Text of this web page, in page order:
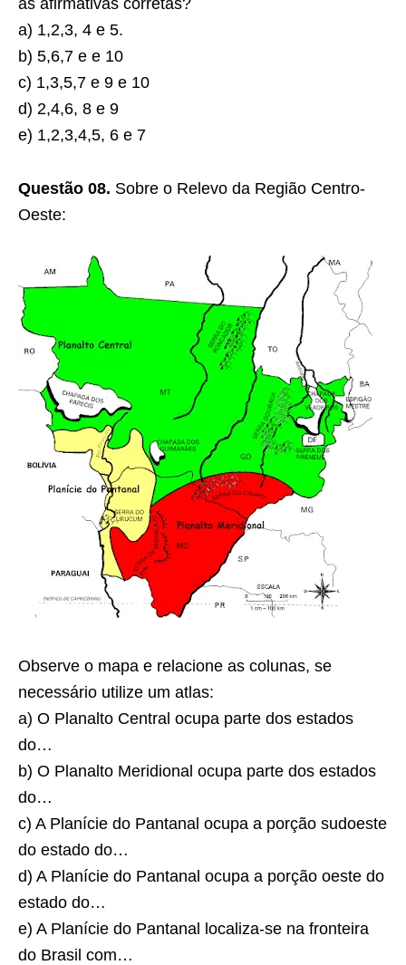
as afirmativas corretas?
a) 1,2,3, 4 e 5.
b) 5,6,7 e e 10
c) 1,3,5,7 e 9 e 10
d) 2,4,6, 8 e 9
e) 1,2,3,4,5, 6 e 7
Questão 08. Sobre o Relevo da Região Centro-
Oeste:
Observe o mapa e relacione as colunas, se
necessário utilize um atlas:
a) O Planalto Central ocupa parte dos estados
do…
b) O Planalto Meridional ocupa parte dos estados
do…
c) A Planície do Pantanal ocupa a porção sudoeste
do estado do…
d) A Planície do Pantanal ocupa a porção oeste do
estado do…
e) A Planície do Pantanal localiza-se na fronteira
do Brasil com…